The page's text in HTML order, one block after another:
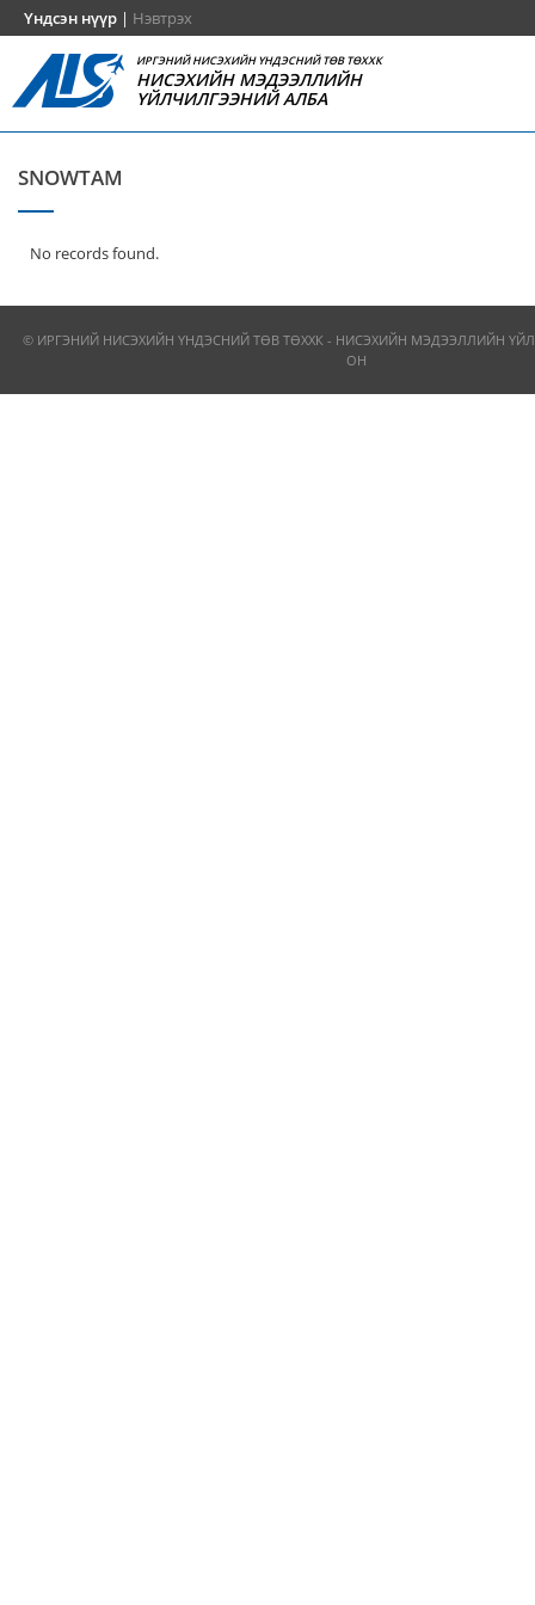
Үндсэн нүүр | Нэвтрэх
ИРГЭНИЙ НИСЭХИЙН ҮНДЭСНИЙ ТӨВ ТӨХХК
НИСЭХИЙН МЭДЭЭЛЛИЙН
ҮЙЛЧИЛГЭЭНИЙ АЛБА
SNOWTAM
No records found.
© ИРГЭНИЙ НИСЭХИЙН ҮНДЭСНИЙ ТӨВ ТӨХХК - НИСЭХИЙН МЭДЭЭЛЛИЙН
ОН